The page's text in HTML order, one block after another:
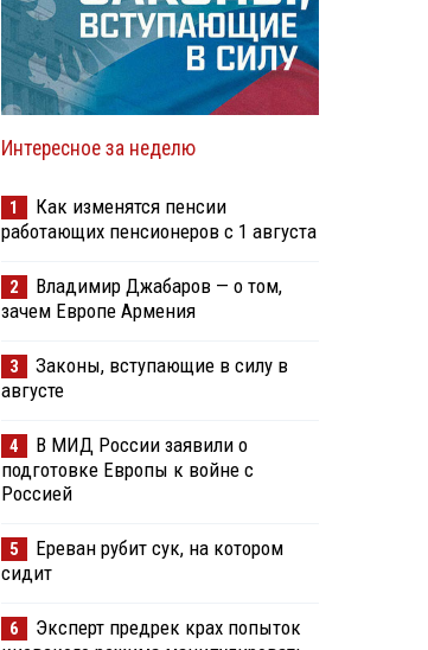
Интересное за неделю
1
Как изменятся пенсии
работающих пенсионеров с 1 августа
2
Владимир Джабаров — о том,
зачем Европе Армения
3
Законы, вступающие в силу в
августе
4
В МИД России заявили о
подготовке Европы к войне с
Россией
5
Ереван рубит сук, на котором
сидит
6
Эксперт предрек крах попыток